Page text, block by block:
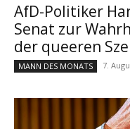
AfD-Politiker
Senat zur
der queeren
MANN DES MONATS 7.